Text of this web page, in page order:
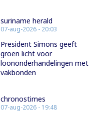
suriname herald
07-aug-2026 - 20:03
President Simons geeft
groen licht voor
loononderhandelingen met
vakbonden
chronostimes
07-aug-2026 - 19:48